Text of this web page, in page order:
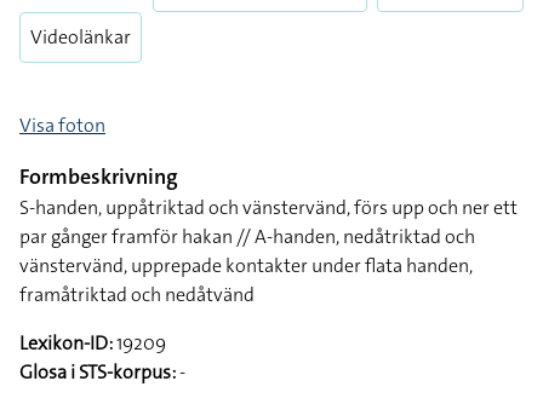
Videolänkar
Visa foton
Formbeskrivning
S-handen, uppåtriktad och vänstervänd, förs upp och ner ett
par gånger framför hakan // A-handen, nedåtriktad och
vänstervänd, upprepade kontakter under flata handen,
framåtriktad och nedåtvänd
Lexikon-ID:19209
Glosa i STS-korpus:-